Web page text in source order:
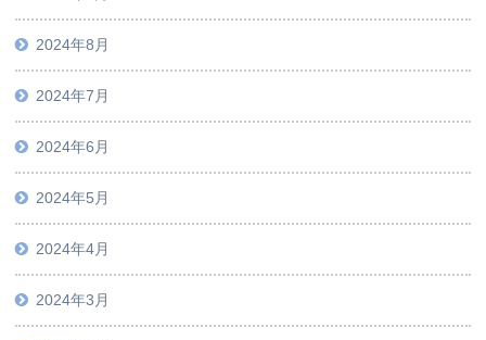
2024年8月
2024年7月
2024年6月
2024年5月
2024年4月
2024年3月